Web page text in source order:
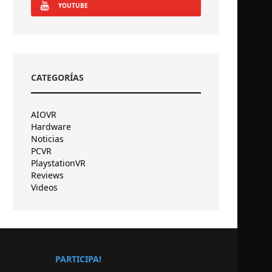
YOUTUBE
CATEGORÍAS
AIOVR
Hardware
Noticias
PCVR
PlaystationVR
Reviews
Videos
PARTICIPA!